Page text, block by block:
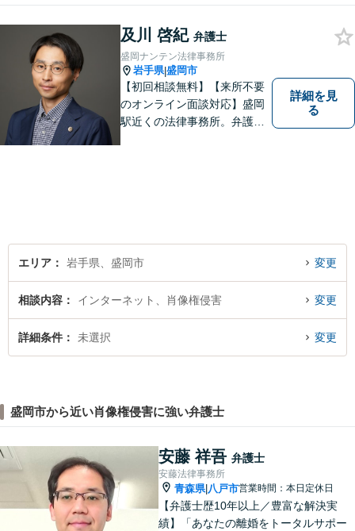
及川 啓紀 弁護士
盛岡ナンテン法律事務所
岩手県|盛岡市
【初回相談無料】【来所不要
のオンライン面談対応】盛岡
駅近くの法律事務所。弁護士
応可】
詳細を見
る
エリア 岩手県、盛岡市 変更
相談内容 インターネット、肖像権侵害 変更
詳細条件 未選択 変更
盛岡市から近い肖像権侵害に強い弁護士
安藤 祥吾 弁護士
安藤法律事務所
青森県| 八戸市営業時間：本日定休日
【弁護士歴10年以上／豊富な解決実
績】「あなたの離婚をトータルサポー